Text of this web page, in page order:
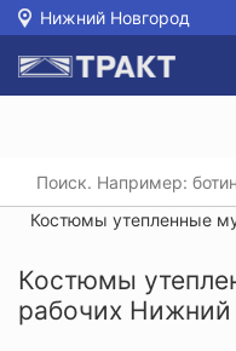
Нижний Новгород
Главная / /
Утепленные рабочие
Костюмы утепленные
Костюмы
рабочих